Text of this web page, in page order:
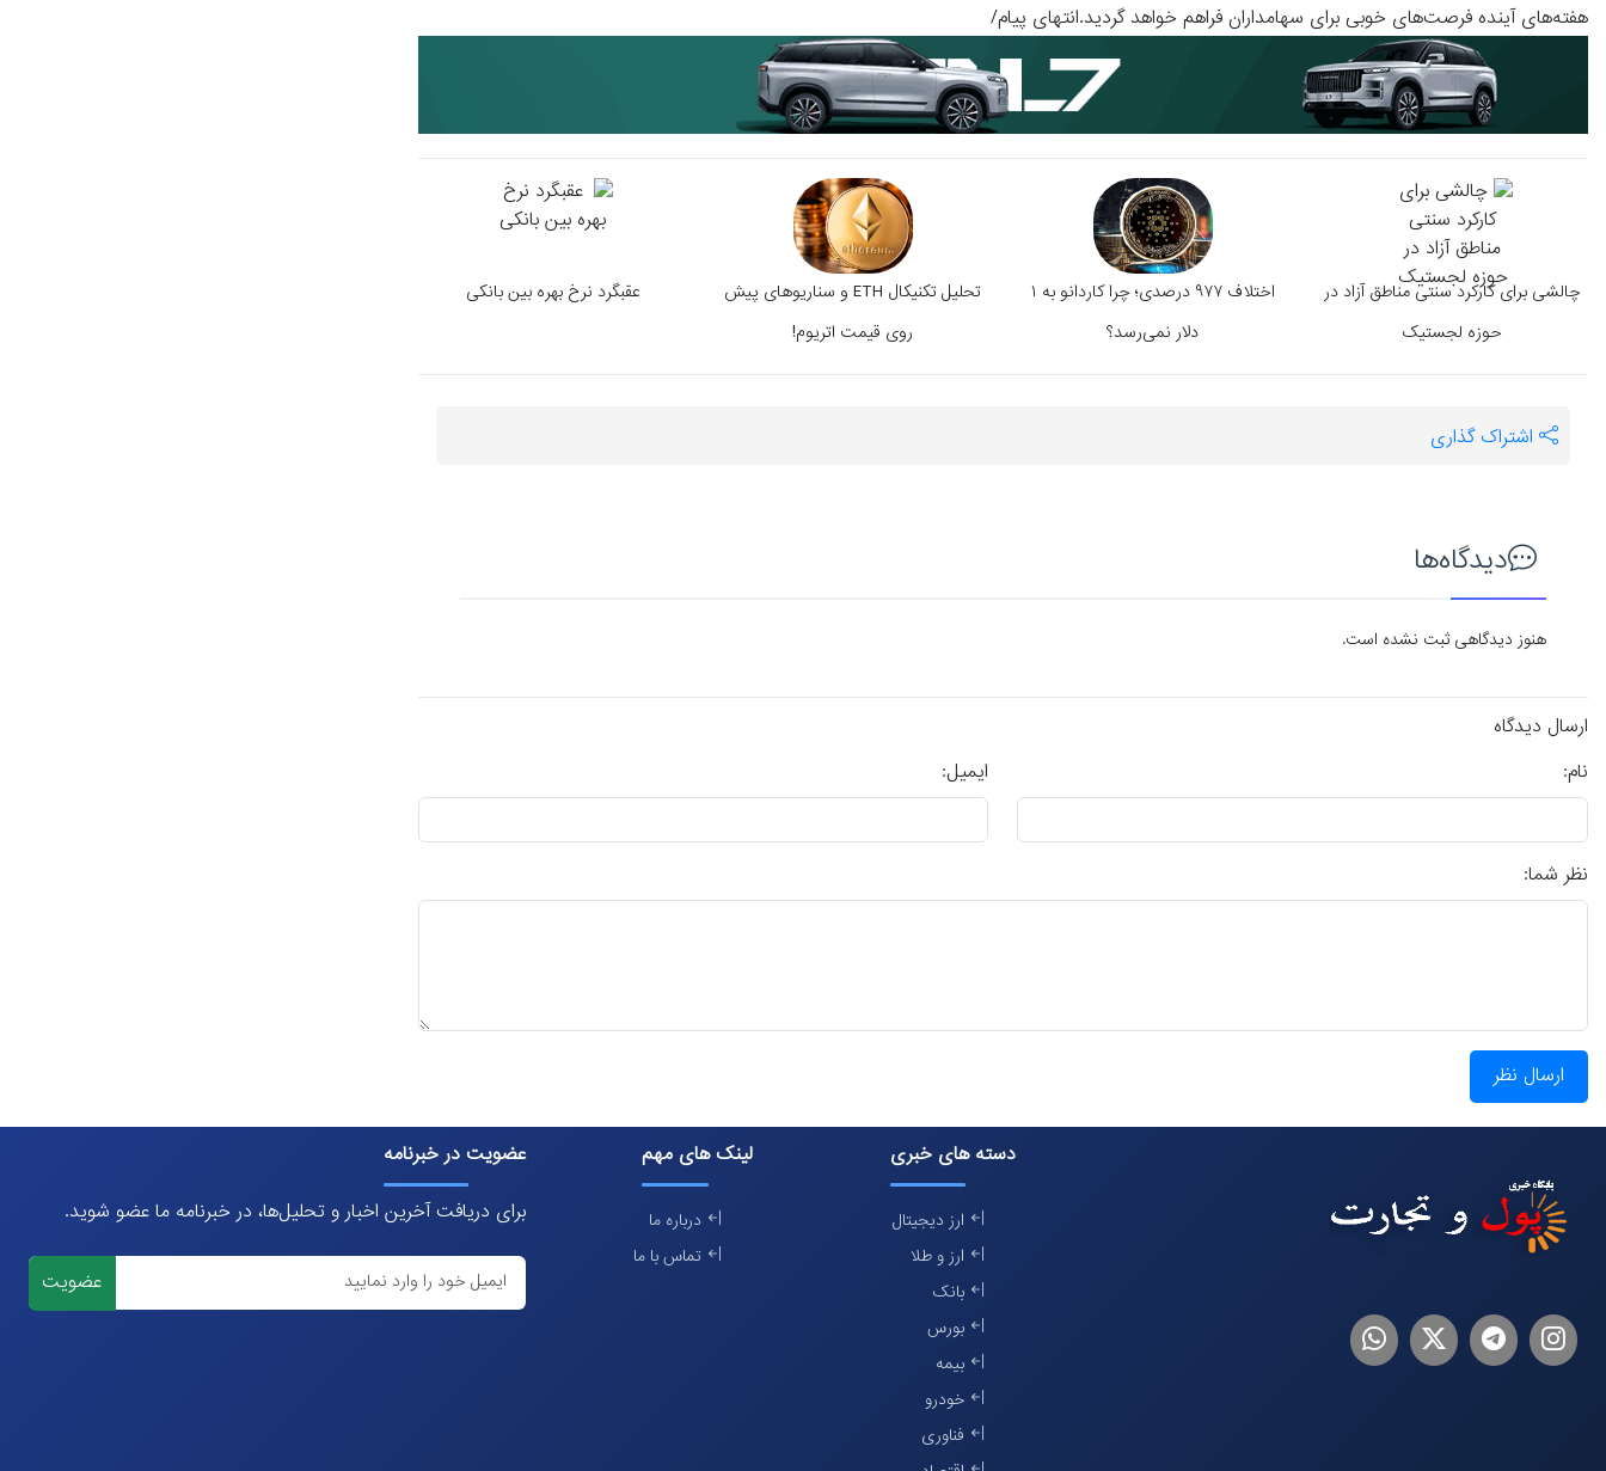
هفته‌های آینده فرصت‌های خوبی برای سهامداران فراهم خواهد گردید.انتهای پیام/
چالشی برای کارکرد سنتی مناطق آزاد در
حوزه لجستیک
اختلاف ۹۷۷ درصدی؛ چرا کاردانو به ۱
دلار نمی‌رسد؟
تحلیل تکنیکال ETH و سناریوهای پیش‌
روی قیمت اتریوم!
عقبگرد نرخ بهره بین بانکی
اشتراک گذاری
دیدگاه‌ها
هنوز دیدگاهی ثبت نشده است.
ارسال دیدگاه
نام:
ایمیل:
نظر شما:
ارسال نظر
اینستاگرام
تلگرام توییترلینکدین
دسته های خبری
ارز دیجیتال
ارز و طلا
بانک
بورس
بیمه
خودرو
فناوری
لینک های مهم
درباره ما
تماس با ما
عضویت در خبرنامه
برای دریافت آخرین اخبار و تحلیل‌ها، در خبرنامه ما عضو شوید.
عضویت